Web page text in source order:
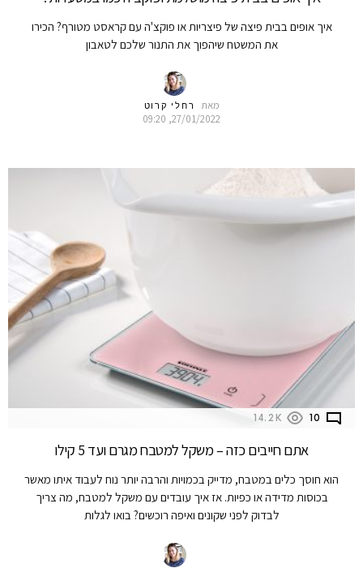
איך אופים בבית פיצה של פיצריות או פוקצ'ה עם קראסט מטורף? הכירו
את המשטח שיהפוך את התנור שלכם לטאבון
מאת רחלי קרוט
27/01/2022, 09:20
10
14.2K
אתם חייבים כזה – משקל למטבח מגרם ועד 5 קילו
הוא חוסך כלים במטבח, מדייק בכמויות והרבה יותר נוח לעבוד איתו מאשר
בכוסות מדידה או כפיות. אז איך עובדים עם משקל למטבח, מה צריך
לבדוק לפני שקונים ואיפה רוכשים? בואו לגלות